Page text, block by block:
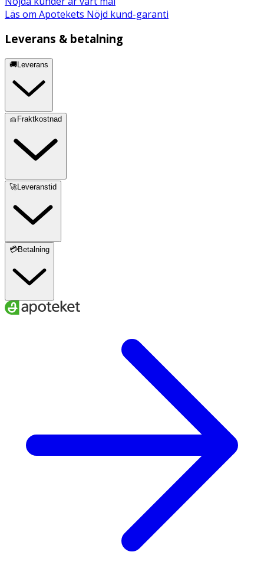
Läs om Apotekets Nöjd kund-garanti
Leverans & betalning
🚚Leverans
🧺Fraktkostnad
🚀Leveranstid
💳Betalning